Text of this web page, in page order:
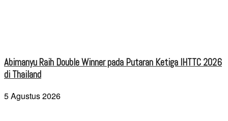
Abimanyu Raih Double Winner pada Putaran Ketiga IHTTC 2026
di Thailand
5 Agustus 2026